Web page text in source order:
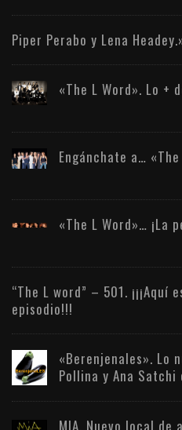
Piper Perabo y Lena
«The L Word». Lo
Engánchate a… «The
«The L Word»… ¡La
“The L word” – 501. ¡¡¡Aquí
episodio!!!
«Berenjenales». Lo
Pollina y Ana Satchi
MIA. Nuevo local de